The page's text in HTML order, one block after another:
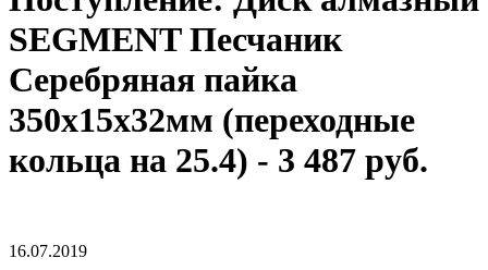
SEGMENT Песчаник
Серебряная пайка
350x15x32мм (переходные
кольца на 25.4) - 3 487 руб.
16.07.2019